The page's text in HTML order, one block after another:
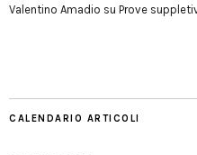
Valentino Amadio su Prove
CALENDARIO ARTICOLI